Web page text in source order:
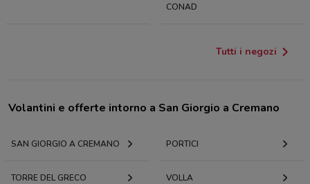
CONAD
Tutti i negozi
Volantini e offerte intorno a San Giorgio a Cremano
SAN GIORGIO A CREMANO PORTICI
TORRE DEL GRECO VOLLA